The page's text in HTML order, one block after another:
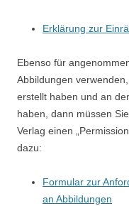
Erklärung zur
Ebenso für
Abbildungen
erstellt haben und an
haben, dann müssen
Verlag einen
dazu:
Formular zur
an Abbildungen